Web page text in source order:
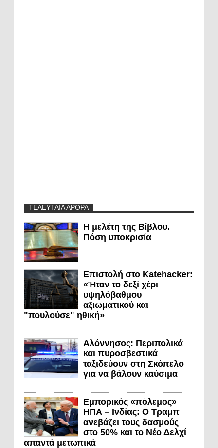
ΤΕΛΕΥΤΑΙΑ ΑΡΘΡΑ
Η μελέτη της Βίβλου.
Πόση υποκρισία
Επιστολή στο Katehacker:
«Ήταν το δεξί χέρι
υψηλόβαθμου
αξιωματικού και
"πουλούσε" ηθική»
Αλόννησος: Περιπολικά
και πυροσβεστικά
ταξιδεύουν στη Σκόπελο
για να βάλουν καύσιμα
Εμπορικός «πόλεμος»
ΗΠΑ – Ινδίας: Ο Τραμπ
ανεβάζει τους δασμούς
στο 50% και το Νέο Δελχί
απαντά μετωπικά